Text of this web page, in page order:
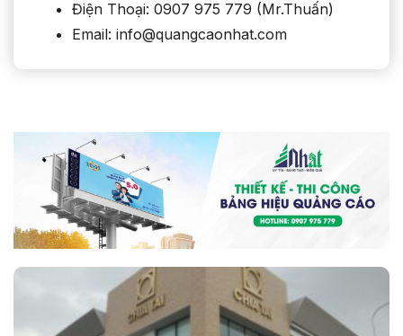
Điện Thoại: 0907 975 779 (Mr.Thuấn)
Email: info@quangcaonhat.com